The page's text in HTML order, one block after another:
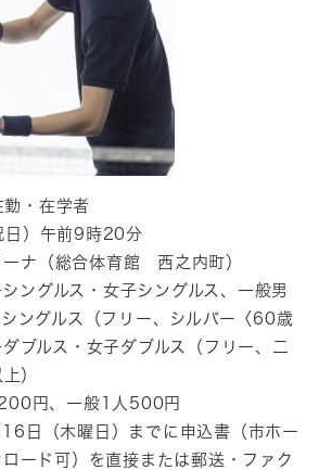
・在学者
）午前9時20分
ナ（総合体育館 西之内町）
ングルス・女子シングルス、一般男
ングルス（フリー、シルバー〈60歳
ブルス・女子ダブルス（フリー、二
）
円、一般1人500円
日（木曜日）までに申込書（市ホー
ード可）を直接または郵送・ファク